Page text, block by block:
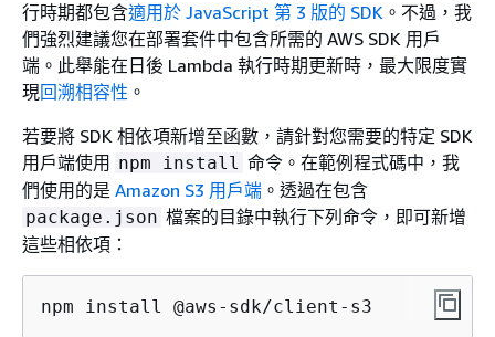
行時期都包含適用於 JavaScript 第 3 版的 SDK 。不過，我
們強烈建議您在部署套件中包含所需的 AWS SDK 用戶
端。此舉能在日後 Lambda 執行時期更新時，最大限度實
現回溯相容性 。
若要將 SDK 相依項新增至函數，請針對您需要的特定 SDK
用戶端使用 npm install 命令。在範例程式碼中，我
們使用的是 Amazon S3 用戶端 。透過在包含
package.json 檔案的目錄中執行下列命令，即可新增
這些相依項：
npm install @aws-sdk/client-s3